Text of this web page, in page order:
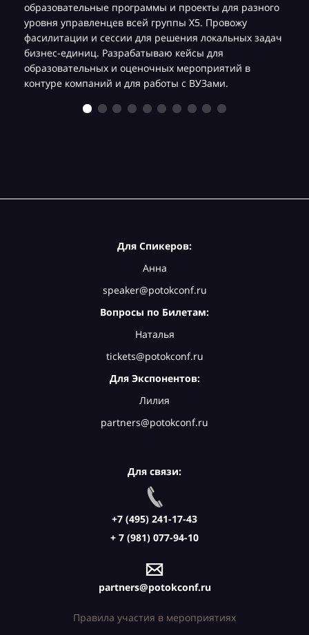
образовательные программы и проекты для разного
уровня управленцев всей группы Х5. Провожу
фасилитации и сессии для решения локальных задач
бизнес-единиц. Разрабатываю кейсы для
образовательных и оценочных мероприятий в
контуре компаний и для работы с ВУЗами.
Для Спикеров:
Анна
speaker@potokconf.ru
Вопросы по Билетам:
Наталья
tickets@potokconf.ru
Для Экспонентов:
Лилия
partners@potokconf.ru
Для связи:
+7 (495) 241-17-43
+ 7 (981) 077-94-10
partners@potokconf.ru
Правила участия в мероприятиях